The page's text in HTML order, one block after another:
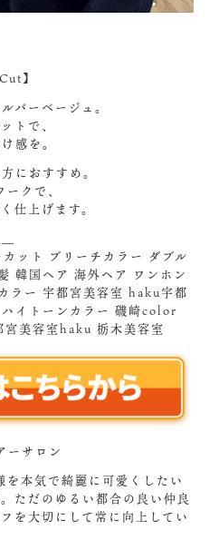
】
バーベージュ。
トで、
感を。
におすすめ。
クで、
仕上げます。
ット ブリーチカラー ダブル
韓国ヘア 海外ヘア ワンホン
ラー 宇都宮美容室 haku宇都
イトーンカラー 磯崎color
宮美容室haku 栃木美容室
サロン
本気で綺麗に可愛くしたい
ただのゆるい都合の良い仲良
を大切にして常に向上してい